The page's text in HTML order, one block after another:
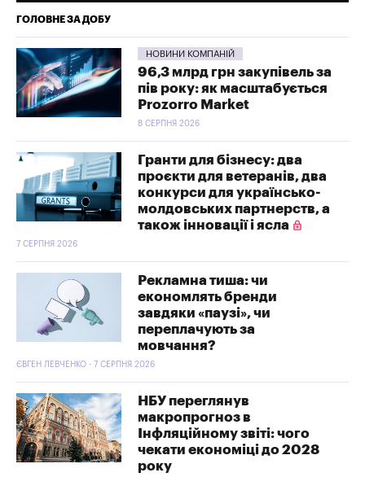
ГОЛОВНЕ ЗА ДОБУ
НОВИНИ КОМПАНІЙ
96,3 млрд грн закупівель за
пів року: як масштабується
Prozorro Market
8 СЕРПНЯ 2026
Гранти для бізнесу: два
проєкти для ветеранів, два
конкурси для українсько-
молдовських партнерств, а
також інновації і ясла
7 СЕРПНЯ 2026
Рекламна тиша: чи
економлять бренди
завдяки «паузі», чи
переплачують за
мовчання?
ЄВГЕН ЛЕВЧЕНКО - 7 СЕРПНЯ 2026
НБУ переглянув
макропрогноз в
Інфляційному звіті: чого
чекати економіці до 2028
року